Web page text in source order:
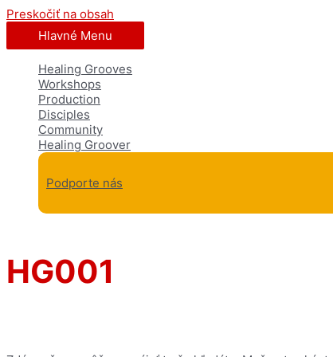
Preskočiť na obsah
Hlavné Menu
Healing Grooves
Workshops
Production
Disciples
Community
Healing Groover
Podporte nás
HG001